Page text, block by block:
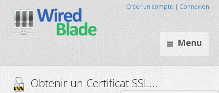
Menu
Créer un compte | Connexion